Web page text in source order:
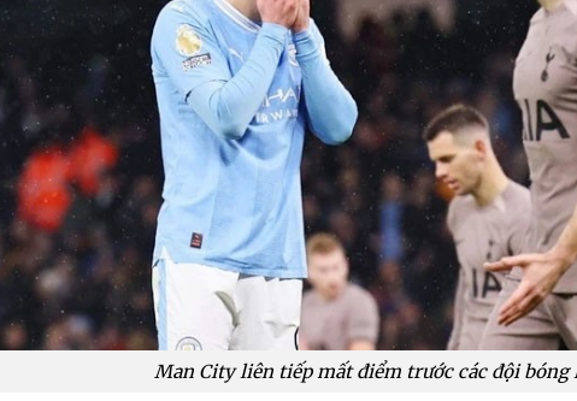
Man City liên tiếp mất điểm trước các đội bóng